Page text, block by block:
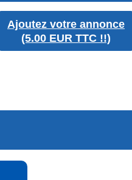
Ajoutez votre annonce
(5.00 EUR TTC !!)